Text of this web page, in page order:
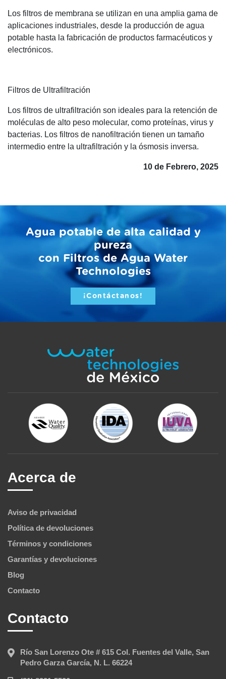
Los filtros de membrana se utilizan en una amplia gama de
aplicaciones industriales, desde la producción de agua
potable hasta la fabricación de productos farmacéuticos y
electrónicos.
Filtros de Ultrafiltración
Los filtros de ultrafiltración son ideales para la retención de
moléculas de alto peso molecular, como proteínas, virus y
bacterias. Los filtros de nanofiltración tienen un tamaño
intermedio entre la ultrafiltración y la ósmosis inversa.
10 de Febrero, 2025
Agua potable de alta calidad y
pureza
con Filtros de Agua Water
Technologies
¡Contáctanos!
Acerca de
Aviso de privacidad
Política de devoluciones
Términos y condiciones
Garantías y devoluciones
Blog
Contacto
Contacto
Río San Lorenzo Ote # 615 Col. Fuentes del Valle, San
Pedro Garza García, N. L. 66224